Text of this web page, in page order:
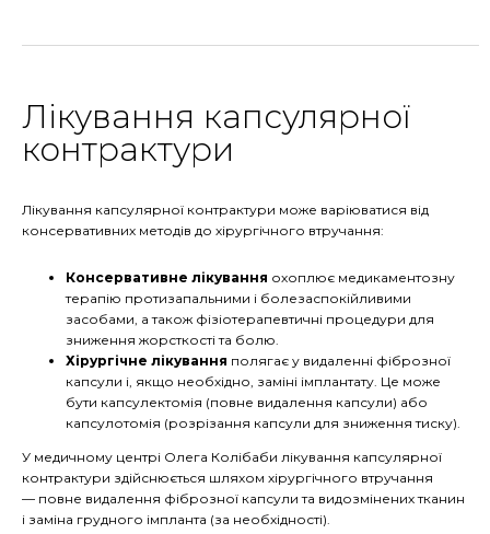
Лікування капсулярної
контрактури
Лікування капсулярної контрактури може варіюватися від
консервативних методів до хірургічного втручання:
Консервативне лікування охоплює медикаментозну
терапію протизапальними і болезаспокійливими
засобами, а також фізіотерапевтичні процедури для
зниження жорсткості та болю.
Хірургічне лікування полягає у видаленні фіброзної
капсули і, якщо необхідно, заміні імплантату. Це може
бути капсулектомія (повне видалення капсули) або
капсулотомія (розрізання капсули для зниження тиску).
У медичному центрі Олега Колібаби лікування капсулярної
контрактури здійснюється шляхом хірургічного втручання
— повне видалення фіброзної капсули та видозмінених тканин
і заміна грудного імпланта (за необхідності).